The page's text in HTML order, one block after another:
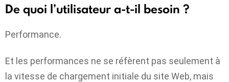
De quoi l’utilisateur a-t-il besoin ?
Performance.
Et les performances ne se réfèrent pas seulement à
la vitesse de chargement initiale du site Web, mais